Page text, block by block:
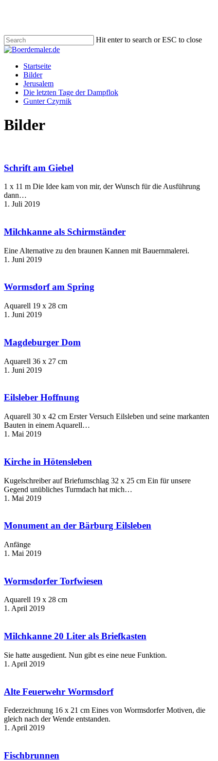
content
Hit enter to search or ESC to close
Close
Menu
Startseite
Bilder
Jerusalem
Die letzten Tage der Dampflok
Gunter Czyrnik
Bilder
Giebel
Schrift am Giebel
1 x 11 m Die Idee kam von mir, der Wunsch für die Ausführung
dann…
1. Juli 2019
Schirmständer
Milchkanne als Schirmständer
Eine Alternative zu den braunen Kannen mit Bauernmalerei.
1. Juni 2019
Spring
Wormsdorf am Spring
Aquarell 19 x 28 cm
1. Juni 2019
Magdeburger Dom
Aquarell 36 x 27 cm
1. Juni 2019
Eilsleber Hoffnung
Aquarell 30 x 42 cm Erster Versuch Eilsleben und seine markanten
Bauten in einem Aquarell…
1. Mai 2019
Hötensleben
Kirche in Hötensleben
Kugelschreiber auf Briefumschlag 32 x 25 cm Ein für unsere
Gegend unübliches Turmdach hat mich…
1. Mai 2019
der
Eilsleben
Monument an der Bärburg Eilsleben
Anfänge
1. Mai 2019
Wormsdorfer Torfwiesen
Aquarell 19 x 28 cm
1. April 2019
Liter
als
Briefkasten
Milchkanne 20 Liter als Briefkasten
Sie hatte ausgedient. Nun gibt es eine neue Funktion.
1. April 2019
Wormsdorf
Alte Feuerwehr Wormsdorf
Federzeichnung 16 x 21 cm Eines von Wormsdorfer Motiven, die
gleich nach der Wende entstanden.
1. April 2019
Fischbrunnen